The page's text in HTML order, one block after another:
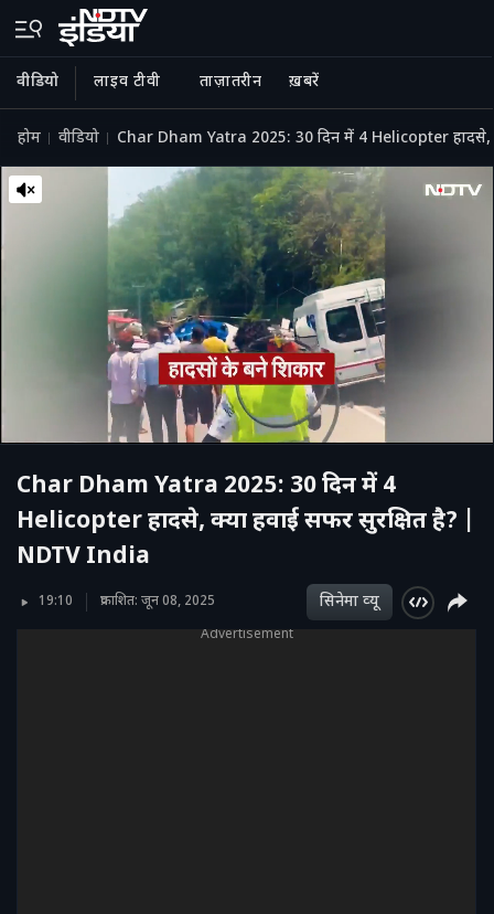
वीडियो लाइव टीवी ताज़ातरीन ख़बरें
होम वीडियो Char Dham Yatra 2025: 30 दिन में 4 Helicopter
Char Dham Yatra 2025: 30 दिन में 4
Helicopter हादसे, क्या हवाई सफर सुरक्षित है? |
NDTV India
19:10 प्रकाशित: जून 08, 2025 सिनेमा व्‍यू
Advertisement